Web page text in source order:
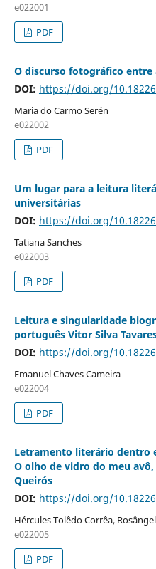
e022001
PDF
O discurso fotográfico entre
DOI: https://doi.org/
Maria do Carmo Serén
e022002
PDF
Um lugar para a leitura
universitárias
DOI: https://doi.org/
Tatiana Sanches
e022003
PDF
Leitura e singularidade
português Vitor Silva
DOI: https://doi.org/
Emanuel Chaves Cameira
e022004
PDF
Letramento literário dentro
O olho de vidro do meu
Queirós
DOI: https://doi.org/
Hércules Tolêdo Corrêa,
e022005
PDF